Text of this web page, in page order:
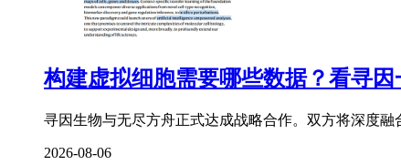
构建虚拟细胞需要哪些数据？看寻
寻因生物与无尽方舟正式达成战略合作。双方将深度
2026-08-06